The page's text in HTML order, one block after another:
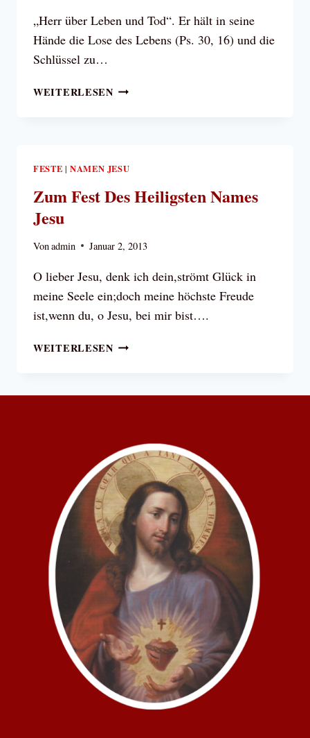
„Herr über Leben und Tod“. Er hält in seine
Hände die Lose des Lebens (Ps. 30, 16) und die
Schlüssel zu…
WEITERLESENDER
FESTE |NAMEN JESU
Zum Fest Des Heiligsten Names
Jesu
Vonadmin Januar 2, 2013
O lieber Jesu, denk ich dein,strömt Glück in
meine Seele ein;doch meine höchste Freude
ist,wenn du, o Jesu, bei mir bist….
WEITERLESENZUM
HEILIGSTEN